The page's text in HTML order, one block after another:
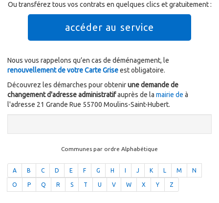
Ou transférez tous vos contrats en quelques clics et gratuitement :
accéder au service
Nous vous rappelons qu’en cas de déménagement, le
renouvellement de votre Carte Griseest obligatoire.
Découvrez les démarches pour obtenirune demande de
changement d'adresse administratifauprès de la mairie de à
l'adresse 21 Grande Rue 55700 Moulins-Saint-Hubert.
Communes par ordre Alphabétique
A B C D E F G H J K L M N
O P Q R S T U V W X Y Z